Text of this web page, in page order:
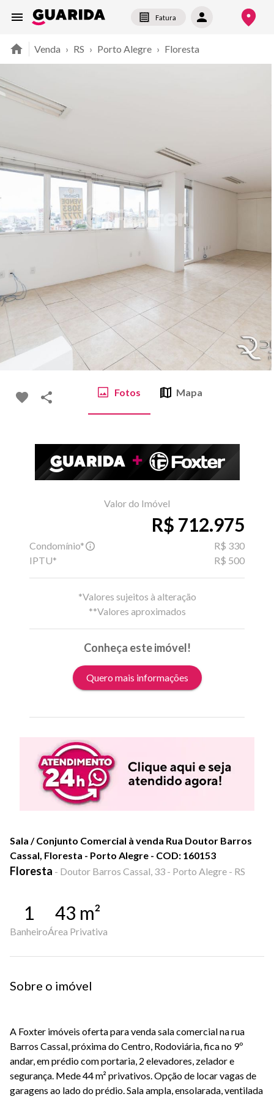
Fatura
Venda › RS › Porto Alegre › Floresta
Fotos Mapa
Valor do Imóvel
R$ 712.975
Condomínio*
R$ 330
IPTU*
R$ 500
*Valores sujeitos à alteração
**Valores aproximados
Conheça este imóvel!
Quero mais informações
Sala / Conjunto Comercial à venda Rua Doutor Barros
Cassal, Floresta - Porto Alegre - COD: 160153
Floresta - Doutor Barros Cassal, 33 - Porto Alegre - RS
1
Banheiro
43 m²
Área Privativa
Sobre o imóvel
A Foxter imóveis oferta para venda sala comercial na rua
Barros Cassal, próxima do Centro, Rodoviária, fica no 9º
andar, em prédio com portaria, 2 elevadores, zelador e
segurança. Mede 44 m² privativos. Opção de locar vagas de
garagens ao lado do prédio. Sala ampla, ensolarada, ventilada